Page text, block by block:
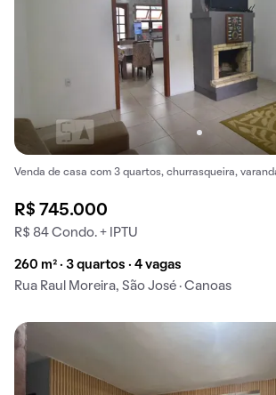
Venda de casa com 3 quartos, churrasqueira,
R$ 745.000
R$ 84 Condo. + IPTU
260 m² · 3 quartos · 4 vagas
Rua Raul Moreira, São José · Canoas